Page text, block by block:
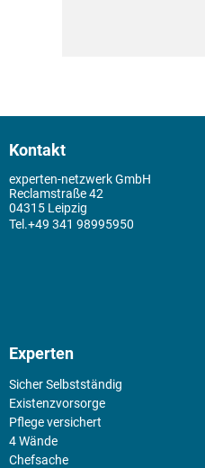
Kontakt
experten-netzwerk GmbH
Reclamstraße 42
04315 Leipzig
+49 341 98995950
Experten
Sicher Selbstständig
Existenz­vorsorge
Pflege versichert
4 Wände
Chefsache